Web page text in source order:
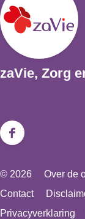
zaVie, Zorg
F
c
e
© 2026 Over de
Contact
Privacyverklaring